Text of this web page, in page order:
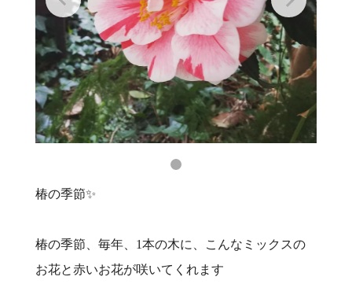
椿の季節✨
椿の季節、毎年、1本の木に、こんなミックスの
お花と赤いお花が咲いてくれます